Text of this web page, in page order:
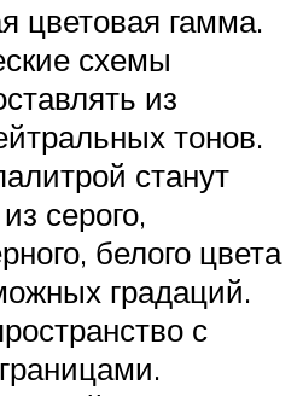
цветовая гамма.
схемы
из
тонов.
станут
серого,
белого цвета
градаций.
с